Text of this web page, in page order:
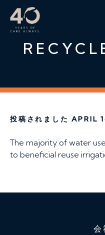
メインコンテンツへスキップ
投稿されました APRIL
The majority of water
to beneficial reuse
会